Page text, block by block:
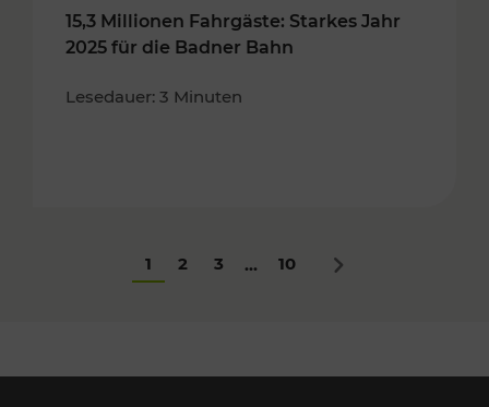
15,3 Millionen Fahrgäste: Starkes Jahr
2025 für die Badner Bahn
Lesedauer: 3 Minuten
1 2 3 ... 10 Nächstes